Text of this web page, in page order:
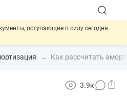
вступающие в силу сегодня
продажи опасных товаров через
ошибок в документах предлагают
Как рассчитать
3.9к